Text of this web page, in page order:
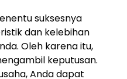
suksesnya
dan kelebihan
Oleh karena itu,
keputusan.
Anda dapat